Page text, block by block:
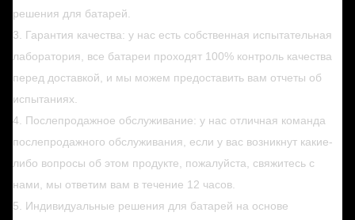
решения для батарей.
3. Гарантия качества: у нас есть собственная испытательная
лаборатория, все батареи проходят 100% контроль качества
перед доставкой, и мы можем предоставить вам отчеты об
испытаниях.
4. Послепродажное обслуживание: у нас отличная команда
послепродажного обслуживания, если у вас возникнут какие-
либо вопросы об этом продукте, пожалуйста, свяжитесь с
нами, мы ответим вам в течение 12 часов.
5. Индивидуальные решения для батарей на основе